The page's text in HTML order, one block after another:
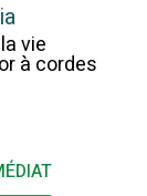
vie
à cordes